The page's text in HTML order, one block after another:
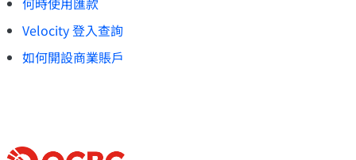
Velocity 登入查詢
如何開設商業賬戶